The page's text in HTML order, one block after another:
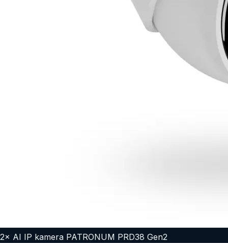
2× AI IP kamera PATRONUM PRD38 Gen2